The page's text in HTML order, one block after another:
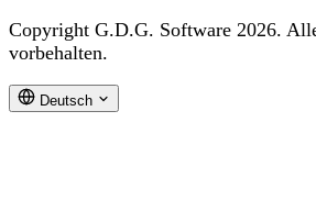
Copyright G.D.G. Software 2026.
vorbehalten.
Deutsch